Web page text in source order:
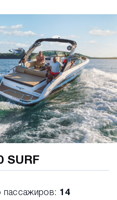
гелевым покрытием
испарений
коннекторы для
антисифонным
топлива
уведомления
SURF
пассажиров: 14